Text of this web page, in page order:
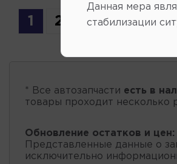
1 2
* Все автозапчасти есть в
товары проходит несколько
Обновление остатков и цен:
Представленные данные о
исключительно
Данная мера
стабилизации